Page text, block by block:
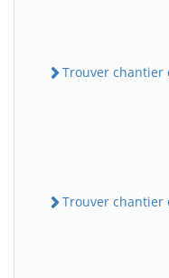
Trouver chantier
Trouver chantier